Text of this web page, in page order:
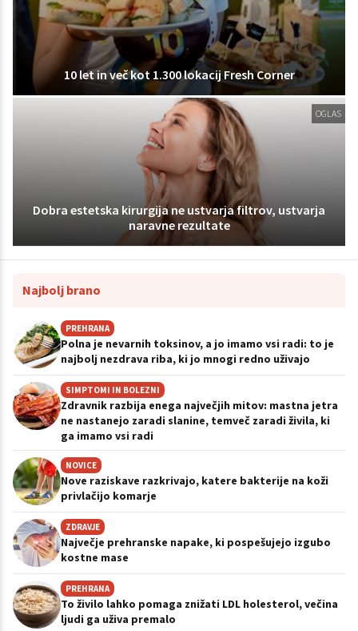
10 let in več kot 1.300 lokacij Fresh Corner
OGLAS
Dobra estetska kirurgija ne ustvarja filtrov, ustvarja
naravne rezultate
Najbolj brano
PREHRANA
Polna je nevarnih toksinov, a jo imamo vsi radi: to je
najbolj nezdrava riba, ki jo mnogi redno uživajo
SIMPTOMI IN BOLEZNI
Zdravnik razbija enega največjih mitov: mastna jetra
ne nastanejo zaradi slanine, temveč zaradi živila, ki
ga imamo vsi radi
NOVICE
Nove raziskave razkrivajo, katere bakterije na koži
privlačijo komarje
ZDRAVJE
Največje prehranske napake, ki pospešujejo izgubo
kostne mase
PREHRANA
To živilo lahko pomaga znižati LDL holesterol, večina
ljudi ga uživa premalo